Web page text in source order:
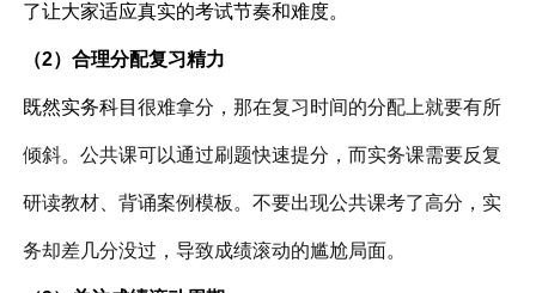
了让大家适应真实的考试节奏和难度。
（2）合理分配复习精力
既然实务科目很难拿分，那在复习时间的分配上就要有所
倾斜。公共课可以通过刷题快速提分，而实务课需要反复
研读教材、背诵案例模板。不要出现公共课考了高分，实
务却差几分没过，导致成绩滚动的尴尬局面。